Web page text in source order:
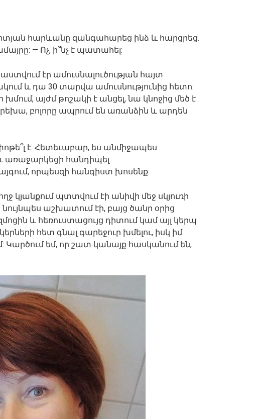
հարևանը զանգահարեց ինձ և հարցրեց.
— Ոչ, ի՞նչ է պատահել:
էր ամուսնալուծության հայտ
և դա 30 տարվա ամուսնությունից հետո:
այժմ թոշակի է անցել, նա կնոջից մեծ է
բոլորը ապրում են առանձին և արդեն
է: Հետեւաբար, ես անմիջապես
առաջարկեցի հանդիպել:
որպեսզի հանգիստ խոսենք:
կյանքում պտտվում էի անիվի մեջ սկյուռի
աշխատում էի, բայց ծանր օրից
և հեռուստացույց դիտում կամ այլ կերպ
հետ գնալ գարեջուր խմելու, իսկ իմ
Կարծում եմ, որ շատ կանայք հասկանում են,